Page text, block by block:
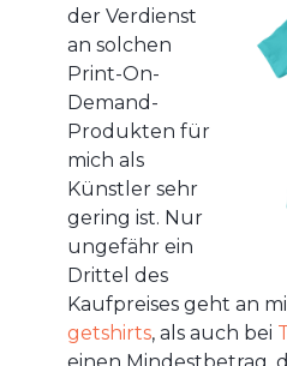
der Verdienst
an solchen
Print-On-
Demand-
Produkten für
mich als
Künstler sehr
gering ist. Nur
ungefähr ein
Drittel des
Kaufpreises geht an
getshirts, als auch bei